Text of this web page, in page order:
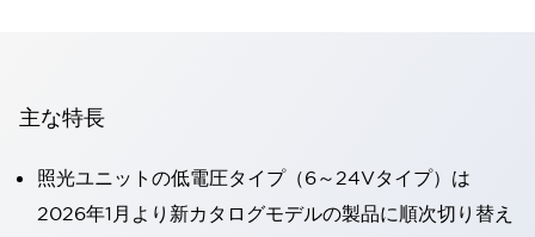
主な特長
照光ユニットの低電圧タイプ（6～24Vタイプ）は
2026年1月より新カタログモデルの製品に順次切り替え